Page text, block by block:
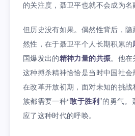
的关注度，聂卫平也就不会成为名
但历史没有如果。偶然性背后，隐
然性，在于聂卫平个人长期积累的
国爆发出的精神力量的共振。他在
这种搏杀精神恰恰是当时中国社会
在改革开放初期，面对未知的挑
族都需要一种“敢于胜利”的勇气。
应了这种时代的呼唤。